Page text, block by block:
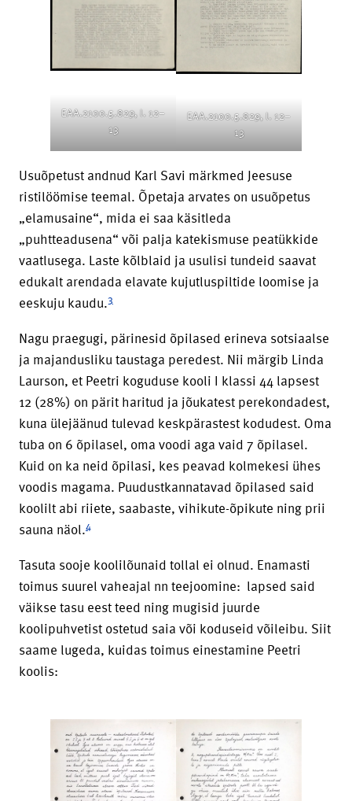
EAA.2100.5.829, l. 12–
13
EAA.2100.5.829, l. 12–
13
Usuõpetust andnud Karl Savi märkmed Jeesuse
ristilöömise teemal. Õpetaja arvates on usuõpetus
„elamusaine“, mida ei saa käsitleda
„puhtteadusena“ või palja katekismuse peatükkide
vaatlusega. Laste kõlblaid ja usulisi tundeid saavat
edukalt arendada elavate kujutluspiltide loomise ja
eeskuju kaudu.3
Nagu praegugi, pärinesid õpilased erineva sotsiaalse
ja majandusliku taustaga peredest. Nii märgib Linda
Laurson, et Peetri koguduse kooli I klassi 44 lapsest
12 (28%) on pärit haritud ja jõukatest perekondadest,
kuna ülejäänud tulevad keskpärastest kodudest. Oma
tuba on 6 õpilasel, oma voodi aga vaid 7 õpilasel.
Kuid on ka neid õpilasi, kes peavad kolmekesi ühes
voodis magama. Puudustkannatavad õpilased said
koolilt abi riiete, saabaste, vihikute-õpikute ning prii
sauna näol.4
Tasuta sooje koolilõunaid tollal ei olnud. Enamasti
toimus suurel vaheajal nn teejoomine: lapsed said
väikse tasu eest teed ning mugisid juurde
koolipuhvetist ostetud saia või koduseid võileibu. Siit
saame lugeda, kuidas toimus einestamine Peetri
koolis: